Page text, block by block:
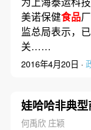
美诺保健食品
监总局表示，
关……
2016年4月20日 ·
娃哈哈非典
何禹欣 庄颖